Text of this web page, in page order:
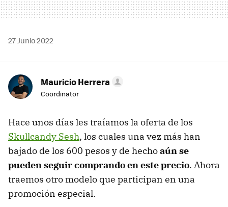
27 Junio 2022
Mauricio Herrera
Coordinator
Hace unos días les traíamos la oferta de los
Skullcandy Sesh, los cuales una vez más han
bajado de los 600 pesos y de hechoaún se
pueden seguir comprando en este precio. Ahora
traemos otro modelo que participan en una
promoción especial.